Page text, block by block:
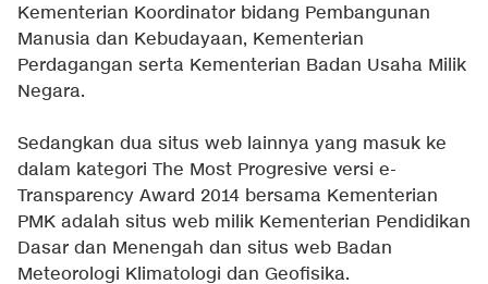
Kementerian Koordinator bidang Pembangunan
Manusia dan Kebudayaan, Kementerian
Perdagangan serta Kementerian Badan Usaha Milik
Negara.
Sedangkan dua situs web lainnya yang masuk ke
dalam kategori The Most Progresive versi e-
Transparency Award 2014 bersama Kementerian
PMK adalah situs web milik Kementerian Pendidikan
Dasar dan Menengah dan situs web Badan
Meteorologi Klimatologi dan Geofisika.